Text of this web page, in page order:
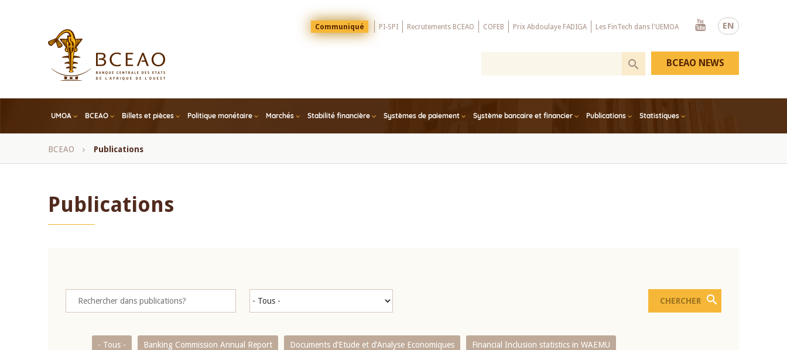
EN
Menu
Top
Communiqué PI-SPI Recrutements BCEAO COFEB Prix Abdoulaye FADIGA Les FinTech dans l'UEMOA
Youtube
UMOA BCEAO Billets et pièces Politique monétaire Marchés Stabilité financière Systèmes de paiement Système bancaire et financier Publications Statistiques
BCEAO NEWS
Fil
BCEAO Publications
Publications
- Tous - Banking Commission Annual Report Documents d’Etude et d’Analyse Economiques Financial Inclusion statistics in WAEMU